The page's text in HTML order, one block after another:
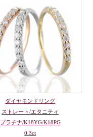
ダイヤモンドリング
ストレート/エタニティ
プラチナ/K18YG/K18PG
0.3ct